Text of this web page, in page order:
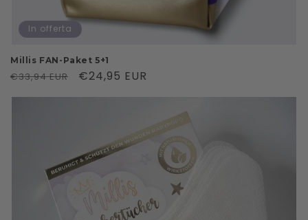
In offerta
Millis FAN-Paket 5+1
Prezzo
€33,94 EUR
Prezzo
€24,95 EUR